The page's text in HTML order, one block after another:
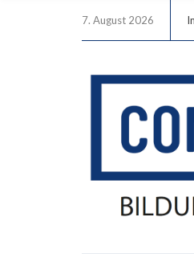
7. August 2026